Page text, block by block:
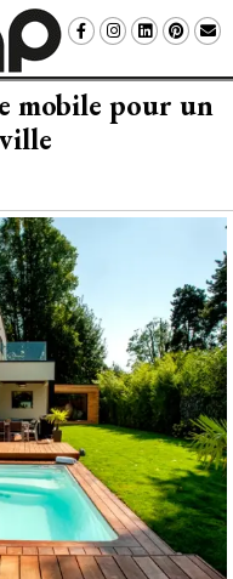
mobile pour un